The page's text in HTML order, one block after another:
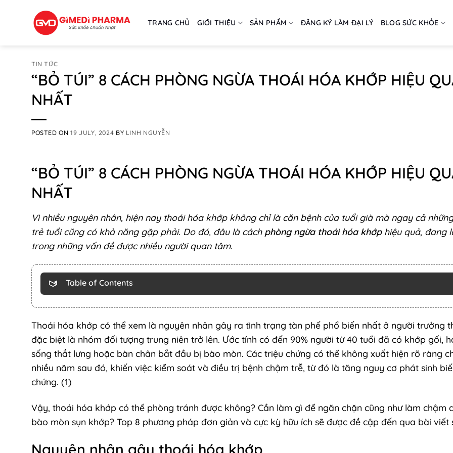
TRANG CHỦ GIỚI THIỆU SẢN PHẨM ĐĂNG KÝ LÀM ĐẠI LÝ BLOG SỨC KHỎE
TIN TỨC
“BỎ TÚI” 8 CÁCH PHÒNG NGỪA THOÁI HÓA KHỚP HIỆU
NHẤT
POSTED ON19 JULY, 2024 BY LINH NGUYỄN
“BỎ TÚI” 8 CÁCH PHÒNG NGỪA THOÁI HÓA KHỚP HIỆU
NHẤT
Vì nhiều nguyên nhân, hiện nay thoái hóa khớp không chỉ là căn bệnh của tuổi già mà ngay cả
trẻ tuổi cũng có khả năng gặp phải. Do đó, đâu là cách phòng ngừa thoái hóa khớphiệu quả, đang
trong những vấn đề được nhiều người quan tâm.
Table of Contents
Thoái hóa khớp có thể xem là nguyên nhân gây ra tình trạng tàn phế phổ biến nhất ở người trưởng
đặc biệt là nhóm đối tượng trung niên trở lên. Ước tính có đến 90% người từ 40 tuổi đã có khớp gối,
sống thắt lưng hoặc bàn chân bắt đầu bị bào mòn. Các triệu chứng có thể không xuất hiện rõ ràng
nhiều năm sau đó, khiến việc kiểm soát và điều trị bệnh chậm trễ, từ đó là tăng nguy cơ phát sinh
chứng. (1)
Vậy, thoái hóa khớp có thể phòng tránh được không? Cần làm gì để ngăn chặn cũng như làm chậm
bào mòn sụn khớp? Top 8 phương pháp đơn giản và cực kỳ hữu ích sẽ được đề cập đến qua bài viết
Nguyên nhân gây thoái hóa khớp